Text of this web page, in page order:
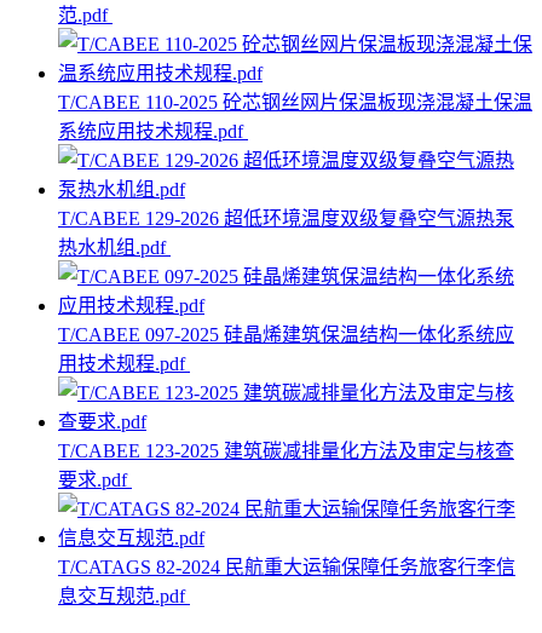
范.pdf
T/CABEE 110-2025 砼芯钢丝网片保温板现浇混凝土保温
系统应用技术规程.pdf
T/CABEE 129-2026 超低环境温度双级复叠空气源热泵
热水机组.pdf
T/CABEE 097-2025 硅晶烯建筑保温结构一体化系统应
用技术规程.pdf
T/CABEE 123-2025 建筑碳减排量化方法及审定与核查
要求.pdf
T/CATAGS 82-2024 民航重大运输保障任务旅客行李信
息交互规范.pdf